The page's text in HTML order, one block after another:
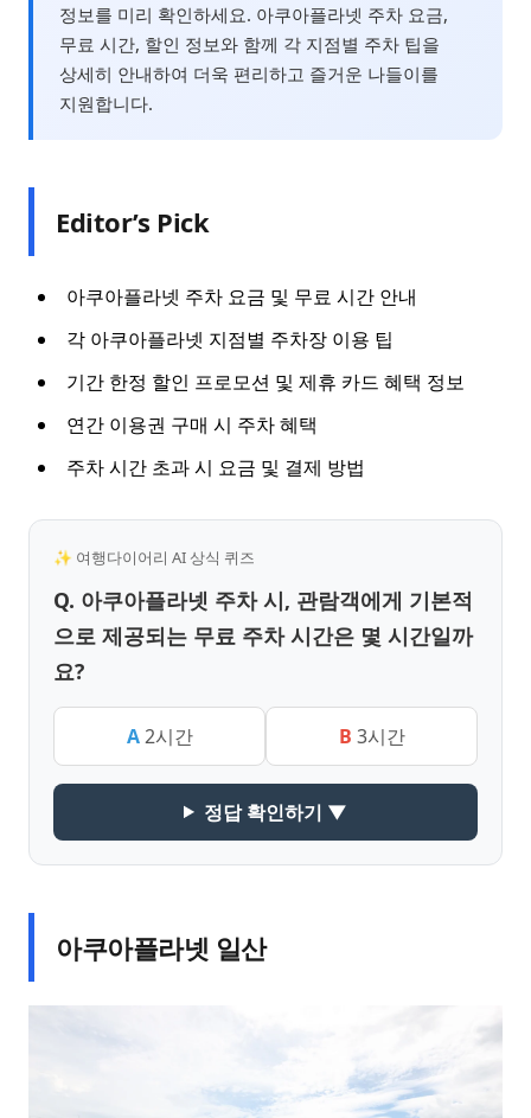
정보를 미리 확인하세요. 아쿠아플라넷 주차 요금,
무료 시간, 할인 정보와 함께 각 지점별 주차 팁을
상세히 안내하여 더욱 편리하고 즐거운 나들이를
지원합니다.
Editor’s Pick
아쿠아플라넷 주차 요금 및 무료 시간 안내
각 아쿠아플라넷 지점별 주차장 이용 팁
기간 한정 할인 프로모션 및 제휴 카드 혜택 정보
연간 이용권 구매 시 주차 혜택
주차 시간 초과 시 요금 및 결제 방법
✨ 여행다이어리 AI 상식 퀴즈
Q. 아쿠아플라넷 주차 시, 관람객에게 기본적
으로 제공되는 무료 주차 시간은 몇 시간일까
요?
A2시간 B 3시간
정답 확인하기 ▼
아쿠아플라넷 일산